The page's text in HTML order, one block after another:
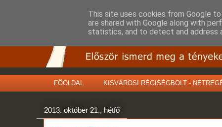
FŐOLDAL KISVÁROSI RÉGISÉGBOLT -
2013. október 21., hétfő
This site uses cookies from Google
are shared with Google along with
statistics, and to detect and address